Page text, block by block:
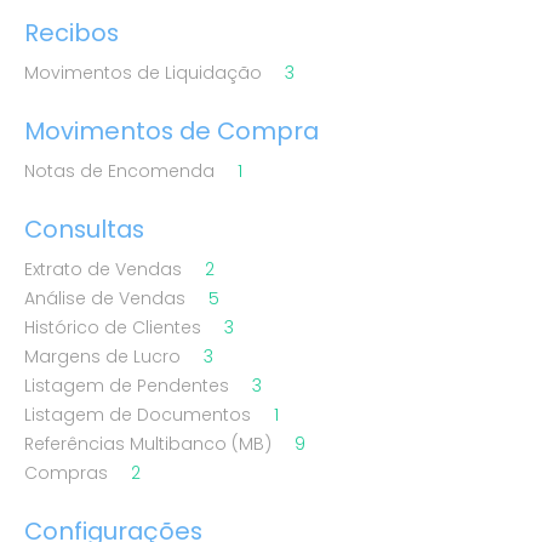
Recibos
Movimentos de Liquidação 3
Movimentos de Compra
Notas de Encomenda 1
Consultas
Extrato de Vendas
2
Análise de Vendas
5
Histórico de Clientes
3
Margens de Lucro
3
Listagem de Pendentes
3
Listagem de Documentos
1
Referências Multibanco (MB)
9
Compras
2
Configurações